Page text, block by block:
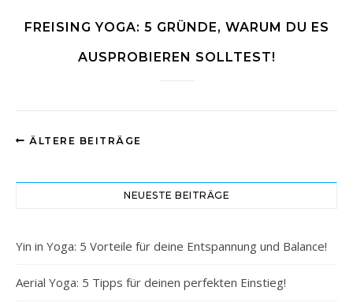
FREISING YOGA: 5 GRÜNDE, WARUM DU ES
AUSPROBIEREN SOLLTEST!
ÄLTERE BEITRÄGE
NEUESTE BEITRÄGE
Yin in Yoga: 5 Vorteile für deine Entspannung und Balance!
Aerial Yoga: 5 Tipps für deinen perfekten Einstieg!